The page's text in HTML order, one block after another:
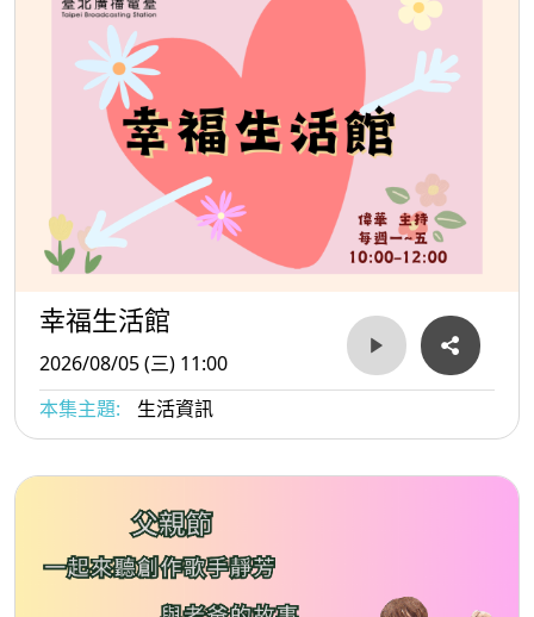
幸福生活館
2026/08/05 (三) 11:00
本集主題:
生活資訊